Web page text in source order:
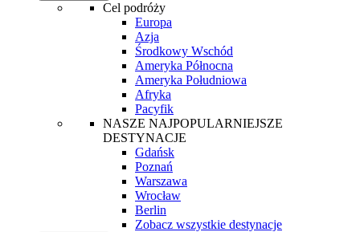
Cel podróży
Europa
Azja
Środkowy Wschód
Ameryka Północna
Ameryka Południowa
Afryka
Pacyfik
NASZE NAJPOPULARNIEJSZE
DESTYNACJE
Gdańsk
Poznań
Warszawa
Wrocław
Berlin
Zobacz wszystkie destynacje